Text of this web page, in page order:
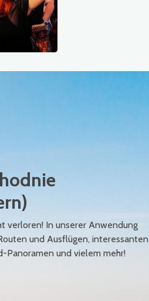
verloren! In unserer Anwendung
und Ausflügen, interessanten
Panoramen und vielem mehr!